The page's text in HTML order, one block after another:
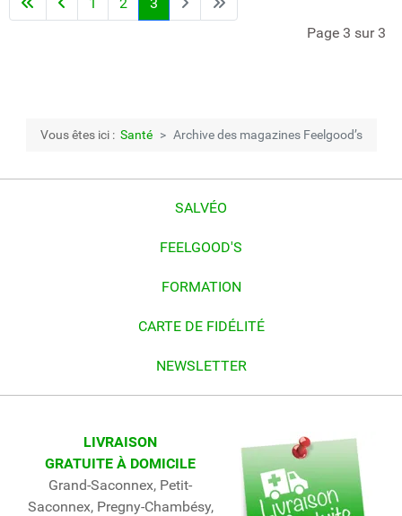
Page 3 sur 3
Vous êtes ici : Santé Archive des magazines Feelgood’s
SALVÉO
FEELGOOD'S
FORMATION
CARTE DE FIDÉLITÉ
NEWSLETTER
LIVRAISON
GRATUITE À DOMICILE
Grand-Saconnex, Petit-
Saconnex, Pregny-Chambésy,